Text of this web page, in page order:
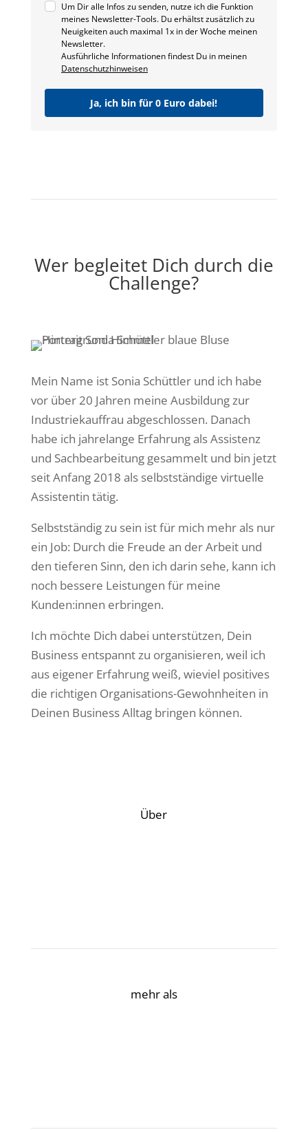
Um Dir alle Infos zu senden, nutze ich die Funktion
meines Newsletter-Tools. Du erhältst zusätzlich zu
Neuigkeiten auch maximal 1x in der Woche meinen
Newsletter.
Ausführliche Informationen findest Du in meinen
Datenschutzhinweisen
Ja, ich bin für 0 Euro dabei!
Wer begleitet Dich durch die
Challenge?
Mein Name ist Sonia Schüttler und ich habe
vor über 20 Jahren meine Ausbildung zur
Industriekauffrau abgeschlossen. Danach
habe ich jahrelange Erfahrung als Assistenz
und Sachbearbeitung gesammelt und bin jetzt
seit Anfang 2018 als selbstständige virtuelle
Assistentin tätig.
Selbstständig zu sein ist für mich mehr als nur
ein Job: Durch die Freude an der Arbeit und
den tieferen Sinn, den ich darin sehe, kann ich
noch bessere Leistungen für meine
Kunden:innen erbringen.
Ich möchte Dich dabei unterstützen, Dein
Business entspannt zu organisieren, weil ich
aus eigener Erfahrung weiß, wieviel positives
die richtigen Organisations-Gewohnheiten in
Deinen Business Alltag bringen können.
Über
mehr als